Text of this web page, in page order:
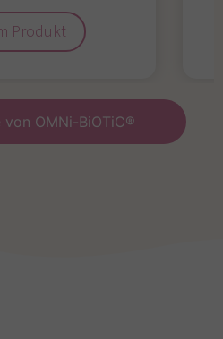
Produkt
OMNi-BiOTiC®